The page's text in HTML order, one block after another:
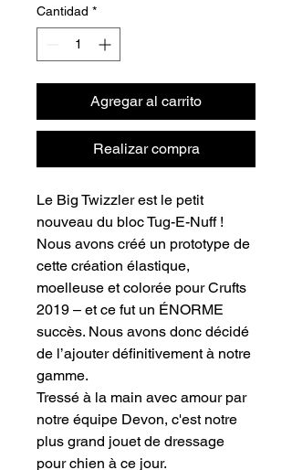
Cantidad *
Agregar al carrito
Realizar compra
Le Big Twizzlerest le petit
nouveau du bloc Tug-E-Nuff !
Nous avons créé un prototype de
cette création élastique,
moelleuse et colorée pour Crufts
2019 – et ce fut un ÉNORME
succès. Nous avons donc décidé
de l’ajouter définitivement à notre
gamme.
Tressé à la main avec amour par
notre équipe Devon, c'est notre
plus grand jouet de dressage
pour chien à ce jour.